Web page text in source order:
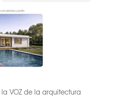
VOZ de la arquitectura